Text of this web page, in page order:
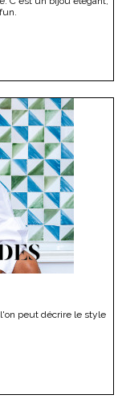
peut décrire le style